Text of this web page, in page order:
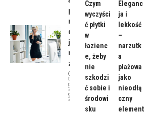
pracy
na co
dzień
jest
najleps
za?
Data
publikacji:
2
grudnia,
2023
Moda
Czym
wyczyści
ć płytki
w
łazienc
e, żeby
nie
szkodzi
ć sobie i
środowi
sku
Eleganc
ja i
lekkość
–
narzutk
a
plażowa
jako
nieodłą
czny
element